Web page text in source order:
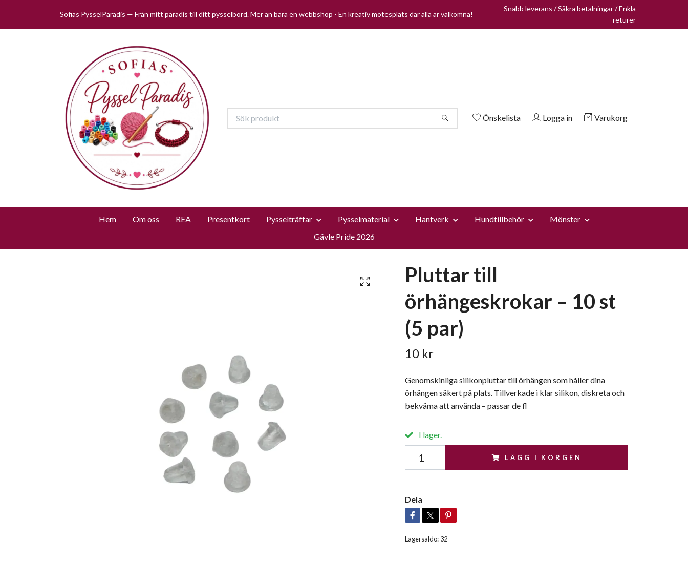
Sofias PysselParadis — Från mitt paradis till ditt pysselbord. Mer än bara en webbshop - En kreativ mötesplats där alla är välkomna!
Snabb leverans / Säkra betalningar / Enkla
returer
Önskelista Logga in Varukorg
Hem Om oss REA Presentkort Pysselträffar Pysselmaterial Hantverk Hundtillbehör
Mönster
Gävle Pride 2026
Pluttar till
örhängeskrokar – 10 st
(5 par)
10 kr
Genomskinliga silikonpluttar till örhängen som håller dina
örhängen säkert på plats. Tillverkade i klar silikon, diskreta och
bekväma att använda – passar de fl
I lager.
LÄGG I KORGEN
Dela
Lagersaldo: 32